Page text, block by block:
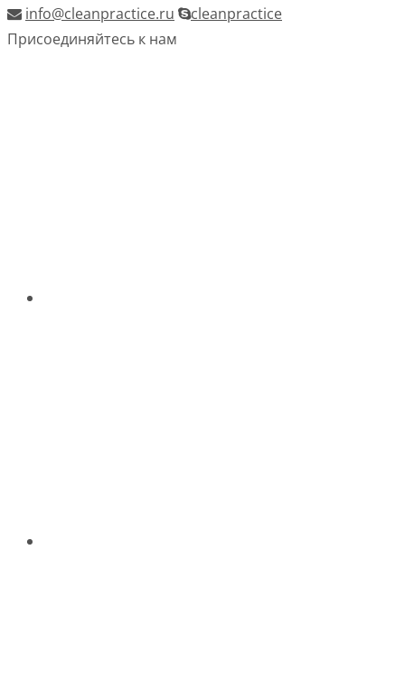
info@cleanpractice.ru
cleanpractice
Присоединяйтесь к нам